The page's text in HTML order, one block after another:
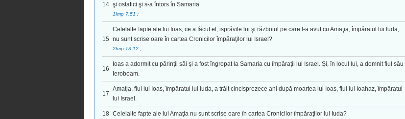
14 şi ostatici şi s-a întors în Samaria.
1Imp 7.51 ;
15
Celelalte fapte ale lui Ioas, ce a făcut el, isprăvile lui şi războiul pe care l-a avut cu Amaţia, împăratul lui Iuda,
nu sunt scrise oare în cartea Cronicilor împăraţilor lui Israel?
2Imp 13.12 ;
16
Ioas a adormit cu părinţii săi şi a fost îngropat la Samaria cu împăraţii lui Israel. Şi, în locul lui, a domnit fiul său
Ieroboam.
17
Amaţia, fiul lui Ioas, împăratul lui Iuda, a trăit cincisprezece ani după moartea lui Ioas, fiul lui Ioahaz, împăratul
lui Israel.
18 Celelalte fapte ale lui Amaţia nu sunt scrise oare în cartea Cronicilor împăraţilor lui Iuda?